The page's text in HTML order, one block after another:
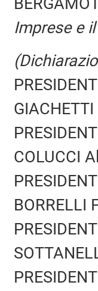
Imprese e
COLUCCI
BORRELLI